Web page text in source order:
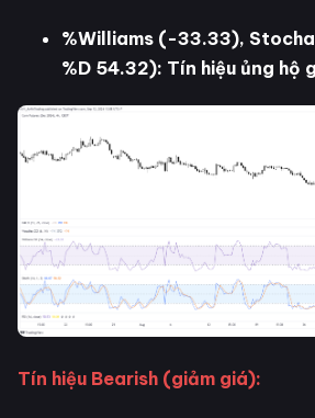
%Williams (-33.33),
%D 54.32): Tín hiệu ủng hộ
Tín hiệu Bearish (giảm giá):